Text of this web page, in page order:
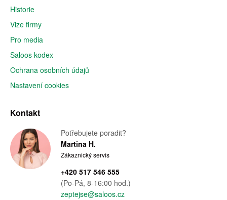
Historie
Vize firmy
Pro media
Saloos kodex
Ochrana osobních údajů
Nastavení cookies
Kontakt
Potřebujete poradit?
Martina H.
Zákaznický servis
+420 517 546 555
(Po-Pá, 8-16:00 hod.)
zeptejse@saloos.cz